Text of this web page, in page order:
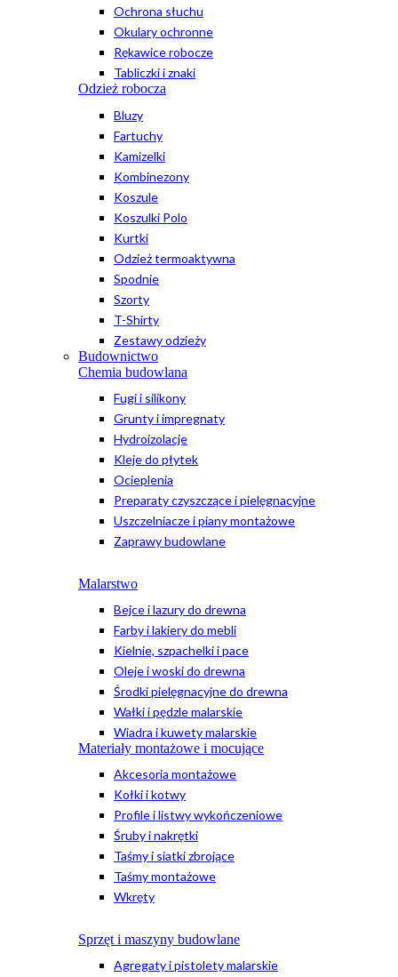
Ochrona słuchu
Okulary ochronne
Rękawice robocze
Tabliczki i znaki
Odzież robocza
Bluzy
Fartuchy
Kamizelki
Kombinezony
Koszule
Koszulki Polo
Kurtki
Odzież termoaktywna
Spodnie
Szorty
T-Shirty
Zestawy odzieży
Budownictwo
Chemia budowlana
Fugi i silikony
Grunty i impregnaty
Hydroizolacje
Kleje do płytek
Ocieplenia
Preparaty czyszczące i pielęgnacyjne
Uszczelniacze i piany montażowe
Zaprawy budowlane
Malarstwo
Bejce i lazury do drewna
Farby i lakiery do mebli
Kielnie, szpachelki i pace
Oleje i woski do drewna
Środki pielęgnacyjne do drewna
Wałki i pędzle malarskie
Wiadra i kuwety malarskie
Materiały montażowe i mocujące
Akcesoria montażowe
Kołki i kotwy
Profile i listwy wykończeniowe
Śruby i nakrętki
Taśmy i siatki zbrojące
Taśmy montażowe
Wkręty
Sprzęt i maszyny budowlane
Agregaty i pistolety malarskie